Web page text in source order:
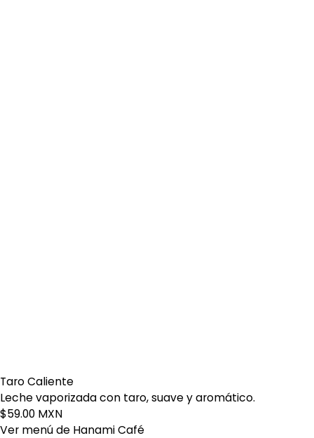
Taro Caliente
Leche vaporizada con taro, suave y aromático.
$59.00 MXN
Ver menú de Hanami Café